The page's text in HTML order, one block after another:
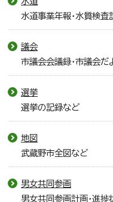
水道事業年報・水質検査
議会
市議会会議録・市議会だ
選挙
選挙の記録など
地図
武蔵野市全図など
男女共同参画
男女共同参画計画・進